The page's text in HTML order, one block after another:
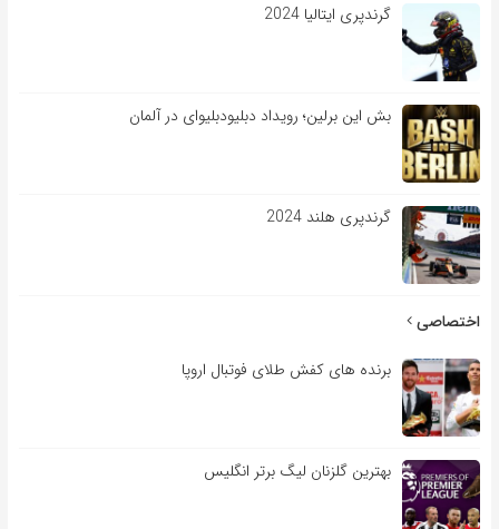
گرندپری ایتالیا 2024
بش این برلین؛ رویداد دبلیودبلیوای در آلمان
گرندپری هلند 2024
اختصاصی
برنده های کفش طلای فوتبال اروپا
بهترین گلزنان لیگ برتر انگلیس